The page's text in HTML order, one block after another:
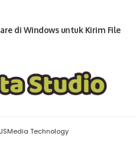
di Windows untuk Kirim File
Technology